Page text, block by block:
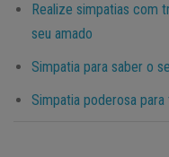
Realize simpatias com
seu amado
Simpatia para saber o
Simpatia poderosa